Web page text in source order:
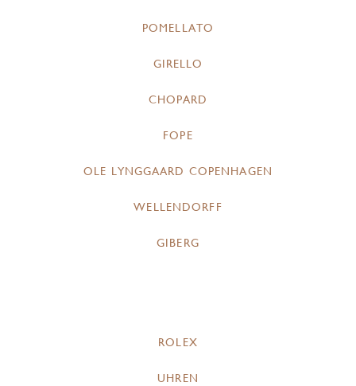
POMELLATO
GIRELLO
CHOPARD
FOPE
OLE LYNGGAARD COPENHAGEN
WELLENDORFF
GIBERG
ROLEX
UHREN